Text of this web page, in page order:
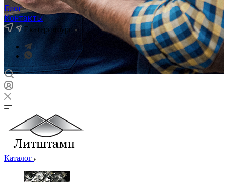
Блог
Контакты
Екатеринбург
Каталог